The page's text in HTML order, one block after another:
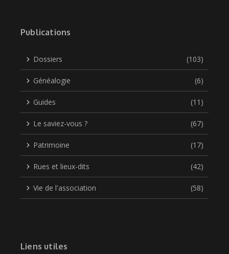
Publications
Dossiers (103)
Généalogie (6)
Guides (11)
Le saviez-vous ? (67)
Patrimoine (17)
Rues et lieux-dits (42)
Vie de l'association (58)
Liens utiles